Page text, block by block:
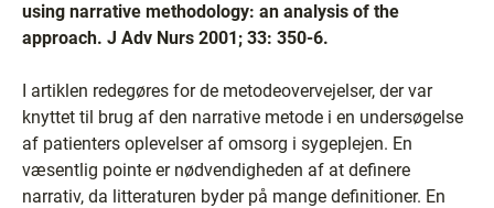
using narrative methodology: an analysis of the
approach. J Adv Nurs 2001; 33: 350-6.
I artiklen redegøres for de metodeovervejelser, der var
knyttet til brug af den narrative metode i en undersøgelse
af patienters oplevelser af omsorg i sygeplejen. En
væsentlig pointe er nødvendigheden af at definere
narrativ, da litteraturen byder på mange definitioner. En